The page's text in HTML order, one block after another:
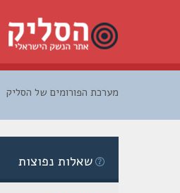
מערכת הפורומים של הסליק
שאלות נפוצות